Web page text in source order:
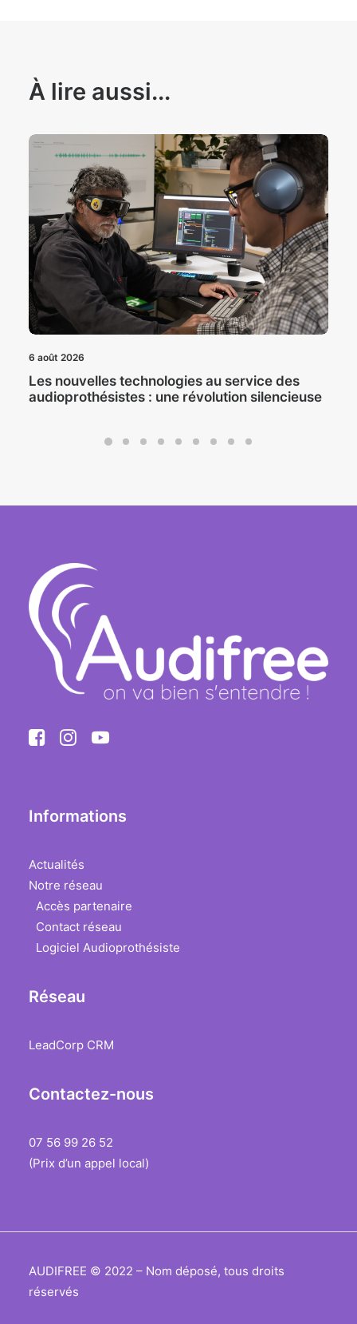
À lire aussi...
6 août 2026
Les nouvelles technologies au service des
audioprothésistes : une révolution silencieuse
Informations
Actualités
Notre réseau
Accès partenaire
Contact réseau
Logiciel Audioprothésiste
Réseau
LeadCorp CRM
Contactez-nous
07 56 99 26 52
(Prix d’un appel local)
AUDIFREE © 2022 – Nom déposé, tous droits
réservés